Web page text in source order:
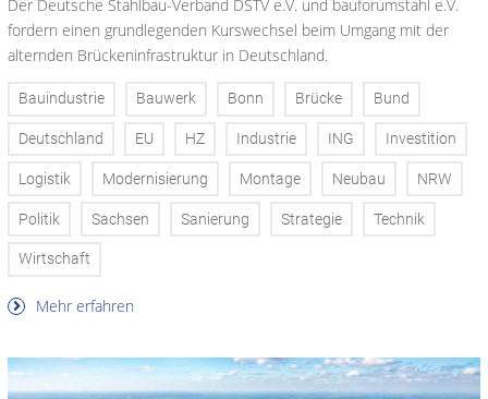
Der Deutsche Stahlbau-Verband DSTV e.V. und bauforumstahl e.V.
fordern einen grundlegenden Kurswechsel beim Umgang mit der
alternden Brückeninfrastruktur in Deutschland.
Bauindustrie Bauwerk Bonn Brücke Bund
Deutschland EU HZ Industrie ING Investition
Logistik Modernisierung Montage Neubau NRW
Politik Sachsen Sanierung Strategie Technik
Wirtschaft
Mehr erfahren